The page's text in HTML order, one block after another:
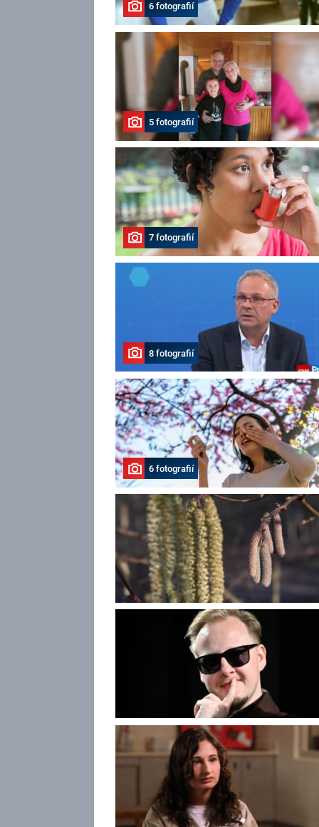
6 fotografií
5 fotografií
7 fotografií
8 fotografií
6 fotografií